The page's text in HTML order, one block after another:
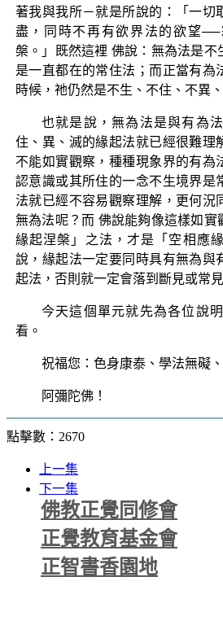
著我與我所－就是所說的：「一切
盡，同時不再有欲界法的欲望
槃。」既然這裡 佛說：無為法是不
是一直都在的常住法；而正當有為
時候，祂仍然是不生、不住、不異
也就是說，無為法是與有為
住、異、滅的緣起法就已經很難理
不能如實觀察，種種現象界的有為
認意識或其所住的一念不生境界是
法就已經不容易觀察理解，更何況
無為法呢？而 佛說能夠像這樣如實
緣起涅槃」之法，才是「空相應
說，緣起法一定要同時具有無為與
起法，否則就一定會落到斷見或常
今天這個單元就先為各位說
看。
祝福您：色身康泰、學法無礙
阿彌陀佛！
點擊數：2670
上一集
下一集
佛教正覺同修會
正覺教育基金會
正智書香園地